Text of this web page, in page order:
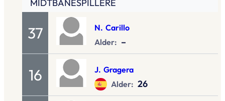
MIDTBANESPILLERE
37 N. Carillo
Alder: –
16 J. Gragera
Alder: 26